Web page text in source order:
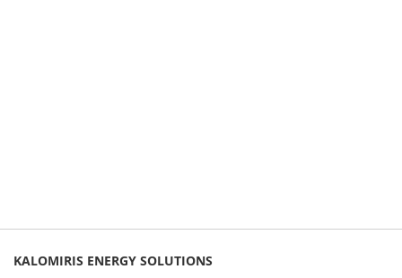
KALOMIRIS ENERGY SOLUTIONS